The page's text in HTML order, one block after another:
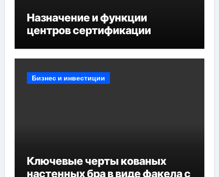
Назначение и функции
центров сертификации
Бизнес и инвестиции
Ключевые черты кованых
настенных бра в виде факела с